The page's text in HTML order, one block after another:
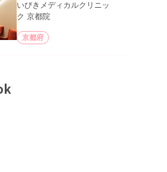
いびきメディカルクリニッ
ク 京都院
京都府